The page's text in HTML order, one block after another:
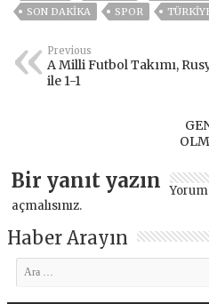
SON DAKIKA
SPOR
Previous
A Milli Futbol Takımı,
ile 1-1
Bir yanıt yazın
açmalısınız.
Haber Arayın